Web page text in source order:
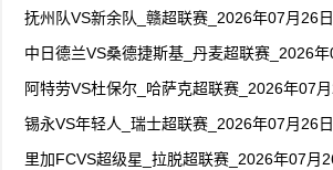
抚州队VS新余队_赣超联赛_2026年07月26日
中日德兰VS桑德捷斯基_丹麦超联赛_2026年
阿特劳VS杜保尔_哈萨克超联赛_2026年07月
锡永VS年轻人_瑞士超联赛_2026年07月26日
里加FCVS超级星_拉脱超联赛_2026年07月